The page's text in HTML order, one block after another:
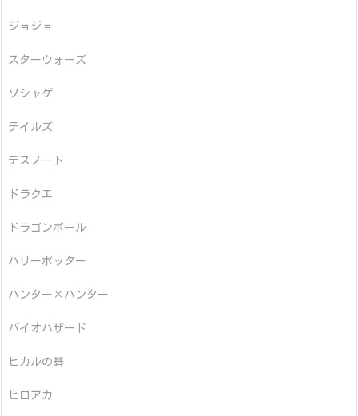
ジョジョ
スターウォーズ
ソシャゲ
テイルズ
デスノート
ドラクエ
ドラゴンボール
ハリーポッター
ハンター×ハンター
バイオハザード
ヒカルの碁
ヒロアカ